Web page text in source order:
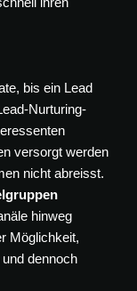
bis ein Lead
Nurturing-
versorgt werden
nicht abreisst.
hinweg
Möglichkeit,
dennoch